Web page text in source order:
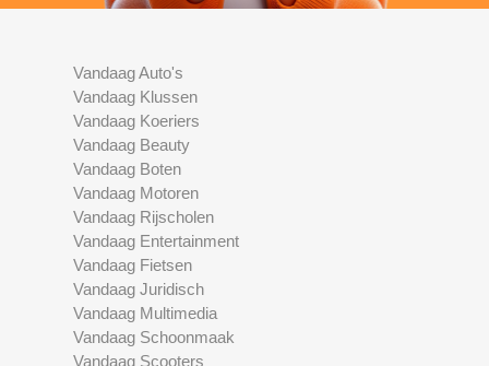
Vandaag Auto's
Vandaag Klussen
Vandaag Koeriers
Vandaag Beauty
Vandaag Boten
Vandaag Motoren
Vandaag Rijscholen
Vandaag Entertainment
Vandaag Fietsen
Vandaag Juridisch
Vandaag Multimedia
Vandaag Schoonmaak
Vandaag Scooters